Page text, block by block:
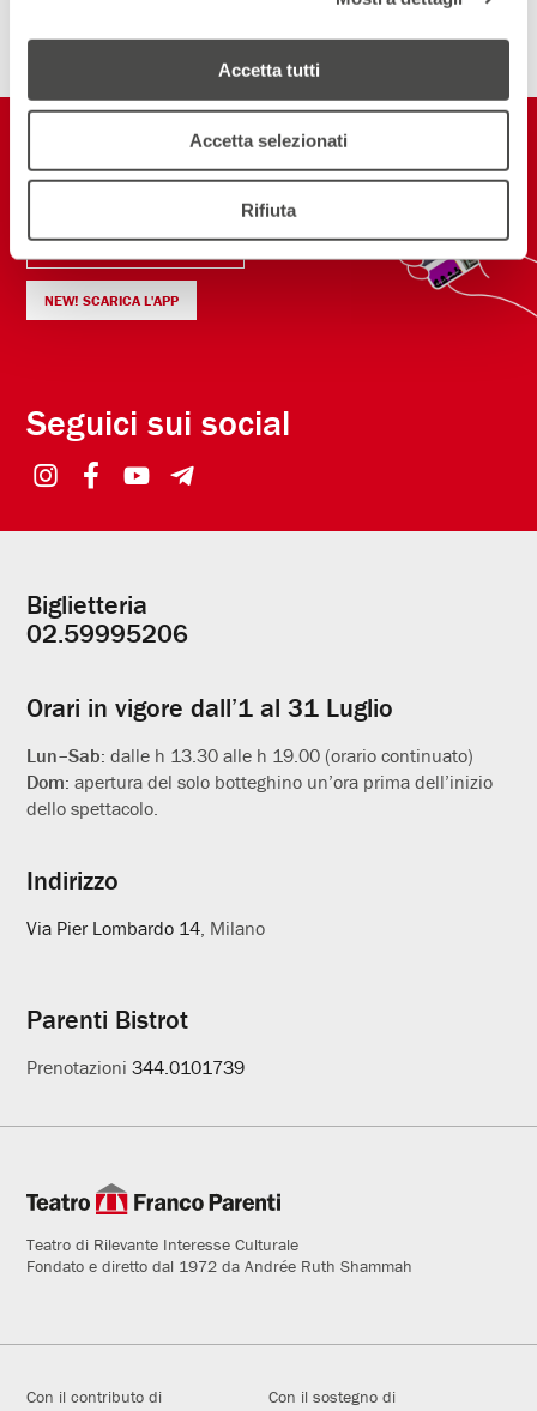
Accetta tutti
Accetta selezionati
Rifiuta
Restiamo in
contatto
NEW! SCARICA L'APP
Seguici sui social
Informazioni
utili
Biglietteria
02.59995206
Orari in vigore dall’1 al 31 Luglio
Lun–Sab:dalle h 13.30 alle h 19.00 (orario continuato)
Dom:apertura del solo botteghino un’ora prima dell’inizio
dello spettacolo.
Indirizzo
Via Pier Lombardo 14 , Milano
Parenti Bistrot
Prenotazioni344.0101739
Teatro di Rilevante Interesse Culturale
Fondato e diretto dal 1972 da Andrée Ruth Shammah
Con il contributo di Con il sostegno di